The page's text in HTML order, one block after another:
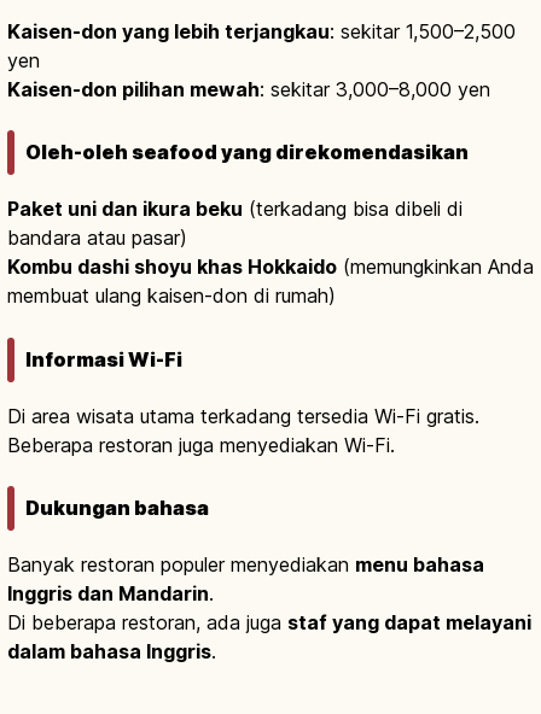
Kaisen-don yang lebih terjangkau: sekitar 1,500–2,500
yen
Kaisen-don pilihan mewah: sekitar 3,000–8,000 yen
Oleh-oleh seafood yang direkomendasikan
Paket uni dan ikura beku (terkadang bisa dibeli di
bandara atau pasar)
Kombu dashi shoyu khas Hokkaido (memungkinkan Anda
membuat ulang kaisen-don di rumah)
Informasi Wi-Fi
Di area wisata utama terkadang tersedia Wi-Fi gratis.
Beberapa restoran juga menyediakan Wi-Fi.
Dukungan bahasa
Banyak restoran populer menyediakan menu bahasa
Inggris dan Mandarin.
Di beberapa restoran, ada juga staf yang dapat melayani
dalam bahasa Inggris.